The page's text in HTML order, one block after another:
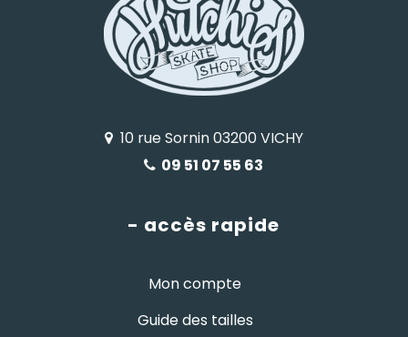
10 rue Sornin 03200 VICHY
09 51 07 55 63
- accès rapide
Mon compte
Guide des tailles